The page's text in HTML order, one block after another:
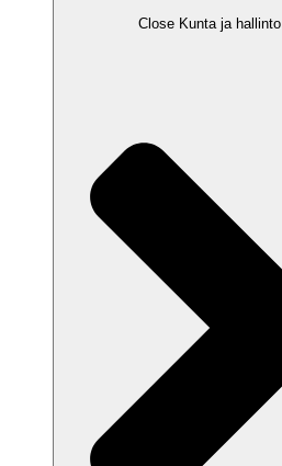
Close Kunta ja hallinto